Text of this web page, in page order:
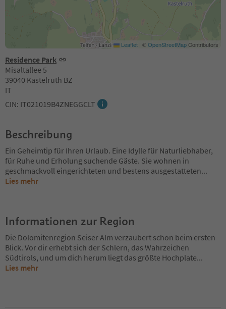
Residence Park
Misaltallee 5
39040 Kastelruth BZ
IT
CIN: IT021019B4ZNEGGCLT
Leaflet | ©OpenStreetMapContributors
Beschreibung
Ein Geheimtip für Ihren Urlaub. Eine Idylle für Naturliebhaber,
für Ruhe und Erholung suchende Gäste. Sie wohnen in
geschmackvoll eingerichteten und bestens ausgestatteten...
Lies mehr
Informationen zur Region
Die Dolomitenregion Seiser Alm verzaubert schon beim ersten
Blick. Vor dir erhebt sich der Schlern, das Wahrzeichen
Südtirols, und um dich herum liegt das größte Hochplate...
Lies mehr